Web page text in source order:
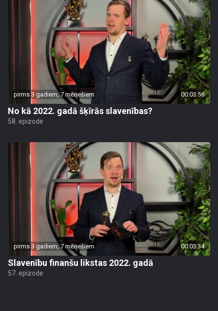
pirms 3 gadiem, 7 mēnešiem 00:03:56
No kā 2022. gadā šķīrās slavenības?
58. epizode
pirms 3 gadiem, 7 mēnešiem 00:03:34
Slavenību finanšu likstas 2022. gadā
57. epizode